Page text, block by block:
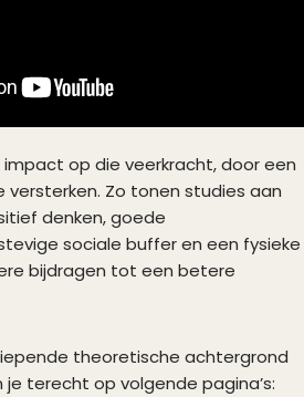
impact op die veerkracht, door een
Zo tonen studies aan
denken, goede
sociale buffer en een fysieke
bijdragen tot een betere
theoretische achtergrond
terecht op volgende pagina’s: